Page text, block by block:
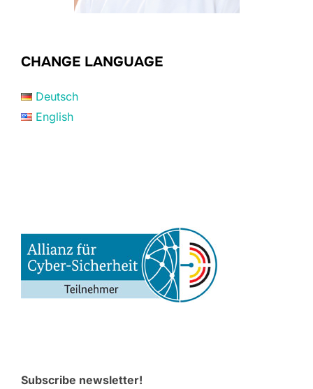
CHANGE LANGUAGE
Deutsch
English
Subscribe newsletter!